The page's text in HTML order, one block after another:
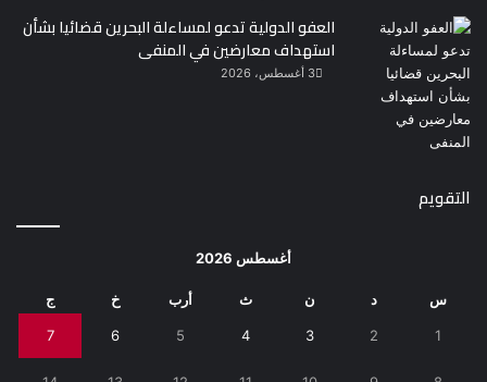
العفو الدولية تدعو لمساءلة البحرين قضائيا بشأن
استهداف معارضين في المنفى
3 أغسطس، 2026
التقويم
أغسطس 2026
س د ن ث أرب خ ج
1
2
3
4
5
6
7